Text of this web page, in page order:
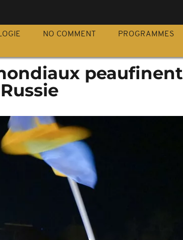
NO COMMENT PROGRAMMES
peaufinent